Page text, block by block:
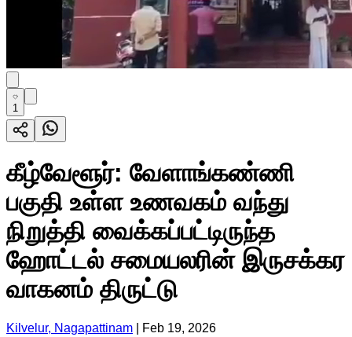
1
கீழ்வேளூர்: வேளாங்கண்ணி
பகுதி உள்ள உணவகம் வந்து
நிறுத்தி வைக்கப்பட்டிருந்த
ஹோட்டல் சமையலரின் இருசக்கர
வாகனம் திருட்டு
Kilvelur, Nagapattinam Feb 19, 2026